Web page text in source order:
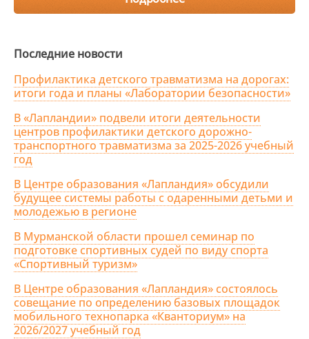
Последние новости
Профилактика детского травматизма на дорогах:
итоги года и планы «Лаборатории безопасности»
В «Лапландии» подвели итоги деятельности
центров профилактики детского дорожно-
транспортного травматизма за 2025-2026 учебный
год
В Центре образования «Лапландия» обсудили
будущее системы работы с одаренными детьми и
молодежью в регионе
В Мурманской области прошел семинар по
подготовке спортивных судей по виду спорта
«Спортивный туризм»
В Центре образования «Лапландия» состоялось
совещание по определению базовых площадок
мобильного технопарка «Кванториум» на
2026/2027 учебный год